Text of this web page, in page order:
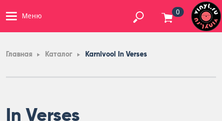
Меню 0
Главная Каталог Karnivool In Verses
In Verses